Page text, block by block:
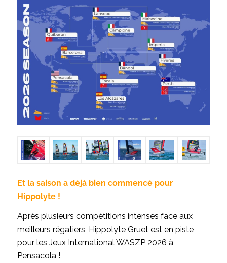
Et la saison a déjà bien commencé pour
Hippolyte !
Après plusieurs compétitions intenses face aux
meilleurs régatiers, Hippolyte Gruet est en piste
pour les Jeux International WASZP 2026 à
Pensacola !